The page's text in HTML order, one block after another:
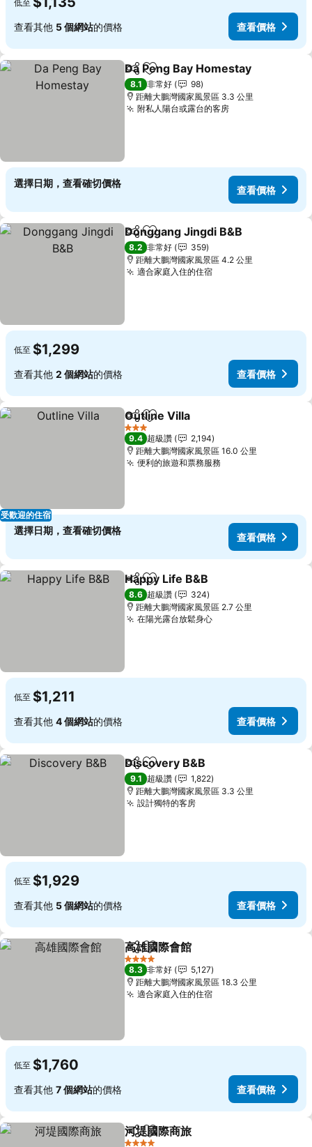
低至
查看其他 5 個網站的價格 查看價格
分享 加入我的最愛
Da Peng Bay Homestay
8.1 非常好
98
距離大鵬灣國家風景區 3.3 公里
附私人陽台或露台的客房查看價格
選擇日期，查看確切價格
查看價格
分享 加入我的最愛
Donggang Jingdi B&B
8.2 非常好
359
距離大鵬灣國家風景區 4.2 公里
適合家庭入住的住宿查看價格
低至 $1,299
查看其他 2 個網站的價格 查看價格
受歡迎的住宿
分享 加入我的最愛
Outline Villa
3 星級
9.4 超級讚
2,194
距離大鵬灣國家風景區 16.0 公里
便利的旅遊和票務服務
選擇日期，查看確切價格
查看價格
分享 加入我的最愛
Happy Life B&B
8.6 超級讚
324
距離大鵬灣國家風景區 2.7 公里
在陽光露台放鬆身心查看價格
低至 $1,211
查看其他 4 個網站的價格 查看價格
分享 加入我的最愛
Discovery B&B
9.1 超級讚
1,822
距離大鵬灣國家風景區 3.3 公里
設計獨特的客房查看價格
低至 $1,929
查看其他 5 個網站的價格 查看價格
分享 加入我的最愛
高雄國際會館
4 星級
8.3 非常好
5,127
距離大鵬灣國家風景區 18.3 公里
適合家庭入住的住宿查看價格
低至 $1,760
查看其他 7 個網站的價格 查看價格
分享 加入我的最愛
河堤國際商旅